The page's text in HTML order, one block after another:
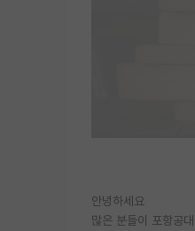
안녕하세요
많은 분들이 포항공